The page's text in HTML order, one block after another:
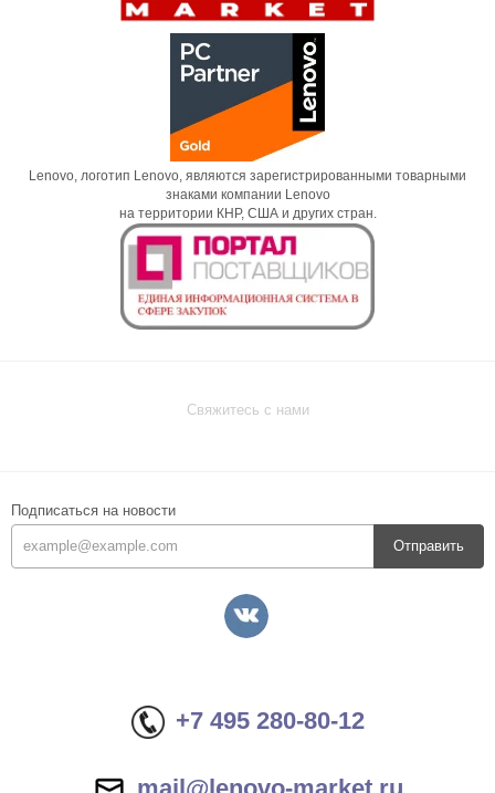
Lenovo, логотип Lenovo, являются зарегистрированными товарными
знаками компании Lenovo
на территории КНР, США и других стран.
Свяжитесь с нами
Подписаться на новости
Отправить
+7 495 280-80-12